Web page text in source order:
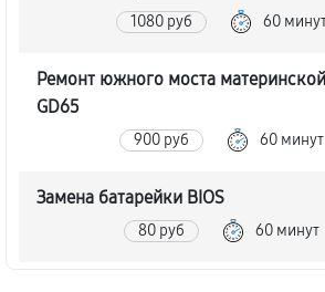
1080 руб 60
Ремонт южного моста
GD65
900 руб 60 минут
Замена батарейки BIOS
80 руб 60 минут